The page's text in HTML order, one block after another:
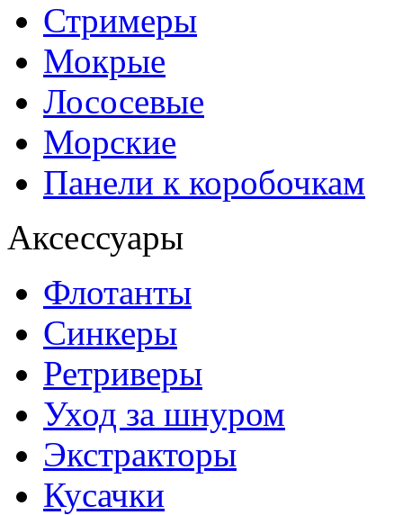
Стримеры
Мокрые
Лососевые
Морские
Панели к коробочкам
Аксессуары
Флотанты
Синкеры
Ретриверы
Уход за шнуром
Экстракторы
Кусачки